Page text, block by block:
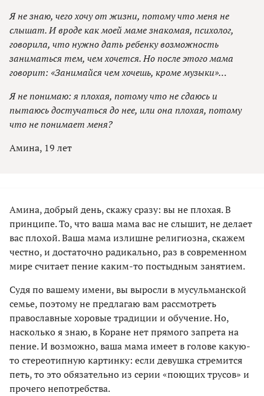
Я не знаю, чего хочу от жизни, потому что меня не
слышат. И вроде как моей маме знакомая, психолог,
говорила, что нужно дать ребенку возможность
заниматься тем, чем хочется. Но после этого мама
говорит: «Занимайся чем хочешь, кроме музыки»…
Я не понимаю: я плохая, потому что не сдаюсь и
пытаюсь достучаться до нее, или она плохая, потому
что не понимает меня?
Амина, 19 лет
Амина, добрый день, скажу сразу: вы не плохая. В
принципе. То, что ваша мама вас не слышит, не делает
вас плохой. Ваша мама излишне религиозна, скажем
честно, и достаточно радикально, раз в современном
мире считает пение каким-то постыдным занятием.
Судя по вашему имени, вы выросли в мусульманской
семье, поэтому не предлагаю вам рассмотреть
православные хоровые традиции и обучение. Но,
насколько я знаю, в Коране нет прямого запрета на
пение. И возможно, ваша мама имеет в голове какую-
то стереотипную картинку: если девушка стремится
петь, то это обязательно из серии «поющих трусов» и
прочего непотребства.